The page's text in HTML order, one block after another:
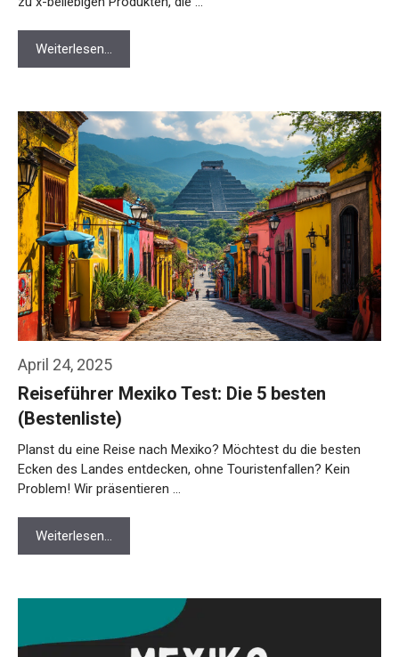
Weiterlesen…
April 24, 2025
Reiseführer Mexiko Test: Die 5 besten
(Bestenliste)
Planst du eine Reise nach Mexiko? Möchtest du die besten
Ecken des Landes entdecken, ohne Touristenfallen? Kein
Problem! Wir präsentieren …
Weiterlesen…